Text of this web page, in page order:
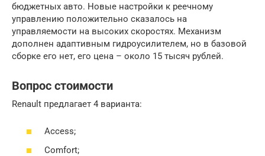
бюджетных авто. Новые настройки к реечному
управлению положительно сказалось на
управляемости на высоких скоростях. Механизм
дополнен адаптивным гидроусилителем, но в базовой
сборке его нет, его цена – около 15 тысяч рублей.
Вопрос стоимости
Renault предлагает 4 варианта:
Access;
Comfort;